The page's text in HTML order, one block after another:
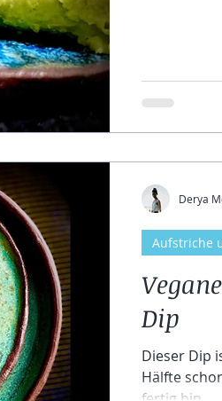
Dip
Dieser Dip
Hälfte
Aufstriche
Derya